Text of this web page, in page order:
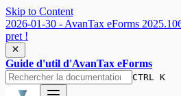
Skip to Content
2026-01-30 - AvanTax eForms
pret !
Guide d'util d'AvanTax eForms
CTRL K